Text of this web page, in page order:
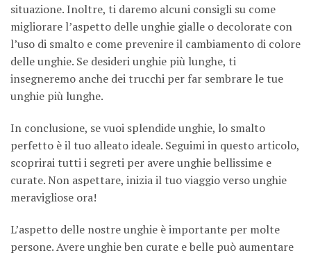
situazione. Inoltre, ti daremo alcuni consigli su come
migliorare l’aspetto delle unghie gialle o decolorate con
l’uso di smalto e come prevenire il cambiamento di colore
delle unghie. Se desideri unghie più lunghe, ti
insegneremo anche dei trucchi per far sembrare le tue
unghie più lunghe.
In conclusione, se vuoi splendide unghie, lo smalto
perfetto è il tuo alleato ideale. Seguimi in questo articolo,
scoprirai tutti i segreti per avere unghie bellissime e
curate. Non aspettare, inizia il tuo viaggio verso unghie
meravigliose ora!
L’aspetto delle nostre unghie è importante per molte
persone. Avere unghie ben curate e belle può aumentare